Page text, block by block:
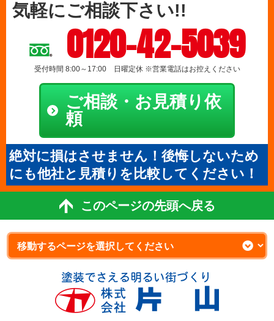
気軽にご相談下さい!!
0120-42-5039
受付時間 8:00～17:00 日曜定休 ※営業電話はお控えください
ご相談・お見積り依
頼
絶対に損はさせません！後悔しないため
にも他社と見積りを比較してください！
このページの先頭へ戻る